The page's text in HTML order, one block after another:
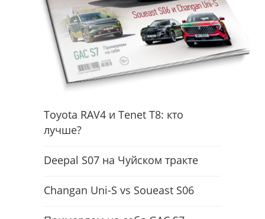
Toyota RAV4 и Tenet T8: кто
лучше?
Deepal S07 на Чуйском тракте
Changan Uni-S vs Soueast S06